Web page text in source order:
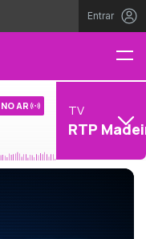
Entrar
NO AR TV
RTP